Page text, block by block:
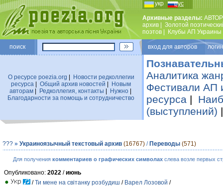
укр рус
Архивные разделы:
архив
Золотой
поэтов
Клубы АП Украины
поиск вход для авторов
О ресурсе poezia.org
Новости редколлегии
ресурса
Общий архив новостей
Новым
авторам| Редколлегия, контакты Нужно|
Благодарности за помощь и сотрудничество
Аналитика
Фестивали АП
ресурса |
(выступлений)
??? » Украиноязычный текстовый архив (16767) / Переводы (571)
Для получения комментариев о графических символахслева возле первых
Опубликовано: 2022 /июнь
/Ти мене на світанку розбудиш / Варел Лозовой /